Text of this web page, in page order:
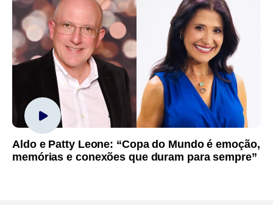
Aldo e Patty Leone: “Copa do Mundo é emoção,
memórias e conexões que duram para sempre”